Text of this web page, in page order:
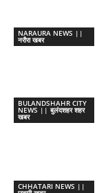
NARAURA NEWS ||
नरौरा खबर
BULANDSHAHR CITY
NEWS || बुलंदशहर शहर
खबर
CHHATARI NEWS ||